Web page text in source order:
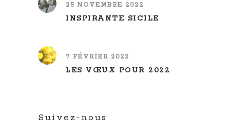
25 NOVEMBRE 2022
INSPIRANTE SICILE
7 FÉVRIER 2022
LES VŒUX POUR 2022
Suivez-nous